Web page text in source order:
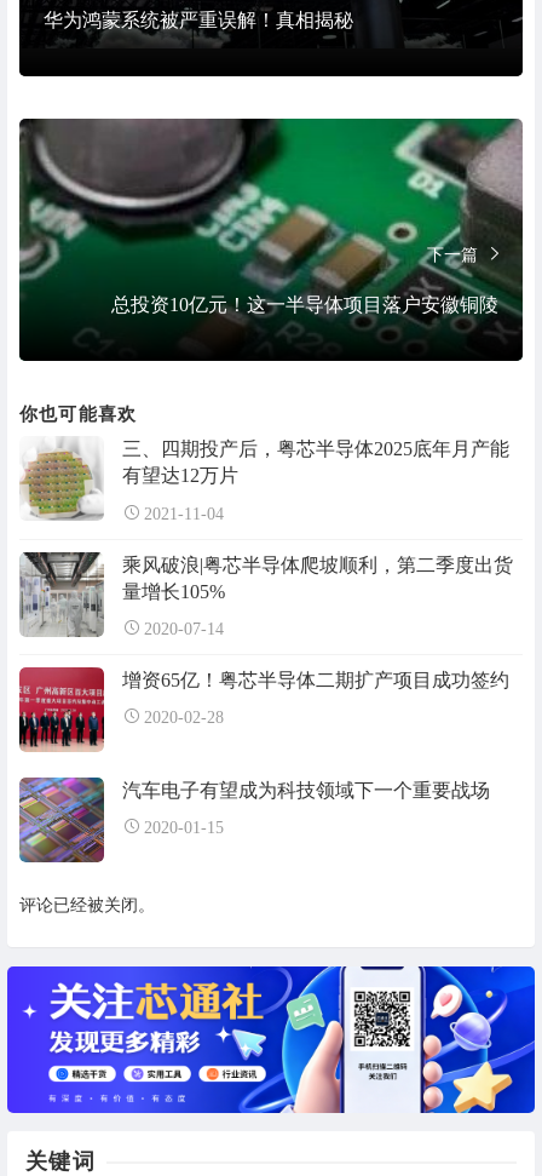
华为鸿蒙系统被严重误解！真相揭秘
下一篇
总投资10亿元！这一半导体项目落户安徽铜陵
你也可能喜欢
三、四期投产后，粤芯半导体2025底年月产能
有望达12万片
2021-11-04
乘风破浪|粤芯半导体爬坡顺利，第二季度出货
量增长105%
2020-07-14
增资65亿！粤芯半导体二期扩产项目成功签约
2020-02-28
汽车电子有望成为科技领域下一个重要战场
2020-01-15
评论已经被关闭。
关键词